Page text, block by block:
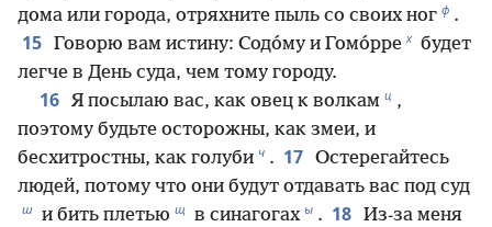
дома или города, отряхните пыль со своих ног ф .
15 Говорю вам истину: Содо́му и Гомо́рре х будет
легче в День суда, чем тому городу.
16 Я посылаю вас, как овец к волкам ц ,
поэтому будьте осторожны, как змеи, и
бесхитростны, как голуби ч . 17 Остерегайтесь
людей, потому что они будут отдавать вас под суд
ш и бить плетью щ в синагогах ы . 18 Из-за меня